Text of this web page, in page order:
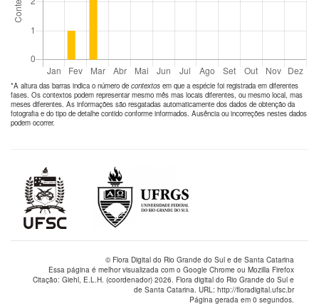
*A altura das barras indica o número de contextos em que a espécie foi registrada em diferentes
fases. Os contextos podem representar mesmo mês mas locais diferentes, ou mesmo local, mas
meses diferentes. As informações são resgatadas automaticamente dos dados de obtenção da
fotografia e do tipo de detalhe contido conforme informados. Ausência ou incorreções nestes dados
podem ocorrer.
© Flora Digital do Rio Grande do Sul e de Santa Catarina
Essa página é melhor visualizada com o Google Chrome ou Mozilla Firefox
Citação: Giehl, E.L.H. (coordenador) 2026. Flora digital do Rio Grande do Sul e
de Santa Catarina. URL: http://floradigital.ufsc.br
Página gerada em 0 segundos.